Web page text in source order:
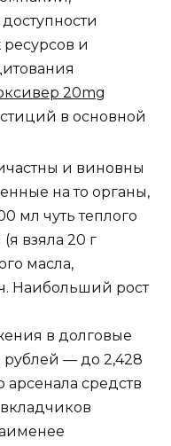
и
20mg
в основной
и виновны
на то органы,
мл чуть теплого
взяла 20 г
масла,
Наибольший рост
в долговые
рублей — до 2,428
арсенала средств